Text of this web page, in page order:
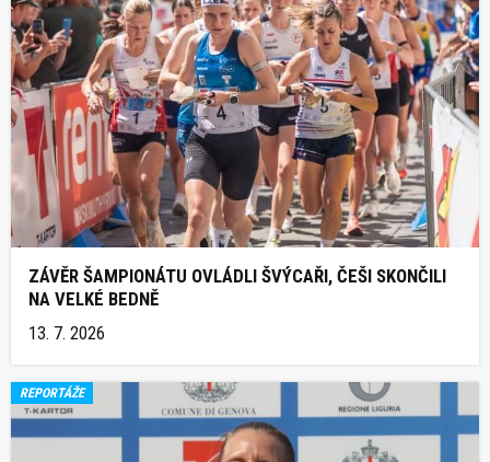
ZÁVĚR ŠAMPIONÁTU OVLÁDLI ŠVÝCAŘI, ČEŠI SKONČILI
NA VELKÉ BEDNĚ
13. 7. 2026
REPORTÁŽE